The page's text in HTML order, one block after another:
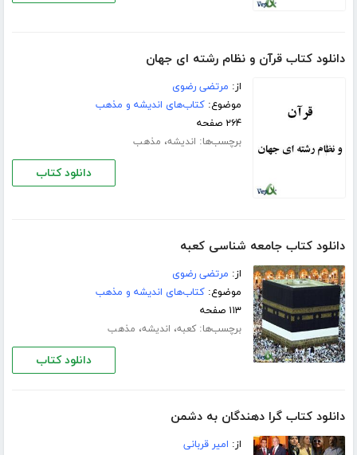
دانلود کتاب قرآن و نظام رشته ای جهان
از: مرتضی رضوی
موضوع:کتاب‌های اندیشه و مذهب
۲۶۴ صفحه
برچسب‌ها: اندیشه، مذهب
دانلود کتاب
دانلود کتاب جامعه شناسی کعبه
از: مرتضی رضوی
موضوع:کتاب‌های اندیشه و مذهب
۱۱۳ صفحه
برچسب‌ها:کعبه، اندیشه، مذهب
دانلود کتاب
دانلود کتاب گرا دهندگان به دشمن
از: امیر قربانی